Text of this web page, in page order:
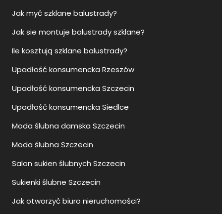
Jak myć szklane balustrady?
Jak sie montuje balustrady szklane?
Ile kosztują szklane balustrady?
Upadłość konsumencka Rzeszów
Upadłość konsumencka Szczecin
Upadłość konsumencka Siedlce
Moda ślubna damska Szczecin
Moda ślubna Szczecin
Salon sukien ślubnych Szczecin
Sukienki ślubne Szczecin
Jak otworzyć biuro nieruchomości?